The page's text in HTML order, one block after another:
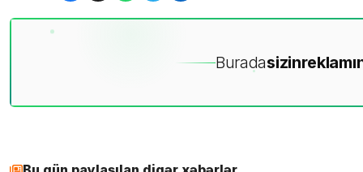
Buradasizin